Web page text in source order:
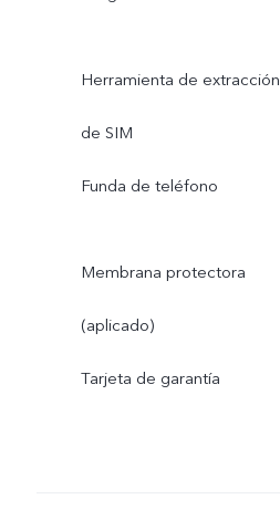
Herramienta de extracción
de SIM
Funda de teléfono
Membrana protectora
(aplicado)
Tarjeta de garantía